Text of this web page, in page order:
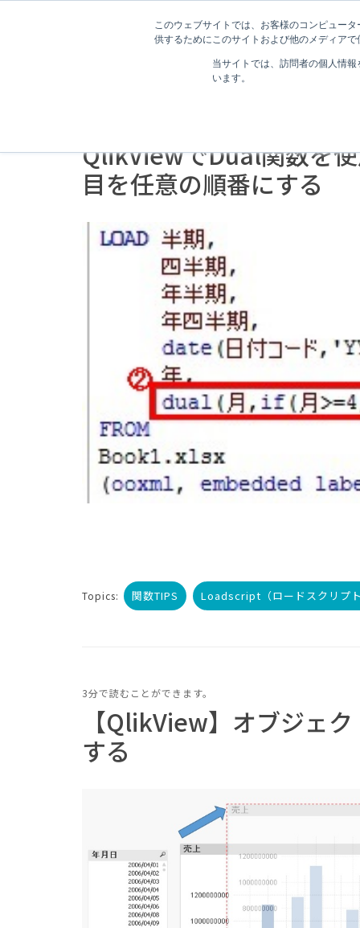
このウェブサイトでは、お客様のコンピュー
供するためにこのサイトおよび他のメディア
当サイトでは、訪問者の個人情
います。
QlikViewでDual関数を
目を任意の順番にする
Topics: 関数TIPS Loadscript（ロードスクリプ
3分で読むことができます。
【QlikView】オブジェ
する